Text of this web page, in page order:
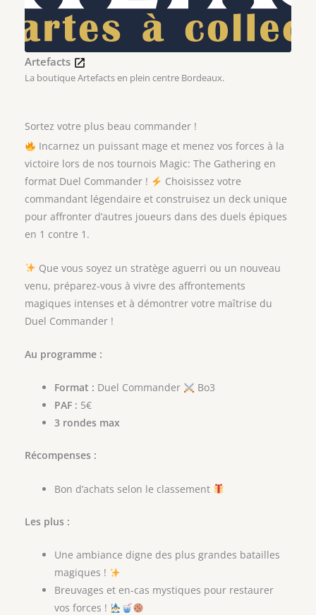
Artefacts
La boutique Artefacts en plein centre Bordeaux.
Sortez votre plus beau commander !
Incarnez un puissant mage et menez vos forces à la
victoire lors de nos tournois Magic: The Gathering en
format Duel Commander !
Choisissez votre
commandant légendaire et construisez un deck unique
pour affronter d’autres joueurs dans des duels épiques
en 1 contre 1.
Que vous soyez un stratège aguerri ou un nouveau
venu, préparez-vous à vivre des affrontements
magiques intenses et à démontrer votre maîtrise du
Duel Commander !
Au programme :
Format : Duel Commander
Bo3
PAF : 5€
3 rondes max
Récompenses :
Bon d’achats selon le classement
Les plus :
Une ambiance digne des plus grandes batailles
magiques !
Breuvages et en-cas mystiques pour restaurer
vos forces !